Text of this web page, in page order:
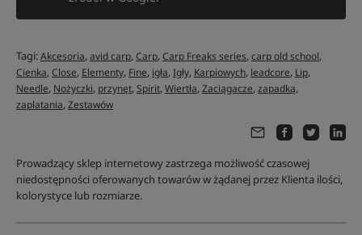
Tagi:Akcesoria,avid carp,Carp,Carp Freaks series,carp old school,
Cienka,Close, Elementy, Fine, igła,Igły, Karpiowych, leadcore, Lip,
Needle, Nożyczki, przynęt,Spirit,Wiertła,Zaciągacze,zapadką,
zaplatania,Zestawów
Prowadzący sklep internetowy zastrzega możliwość czasowej
niedostępności oferowanych towarów w żądanej przez Klienta ilości,
kolorystyce lub rozmiarze.